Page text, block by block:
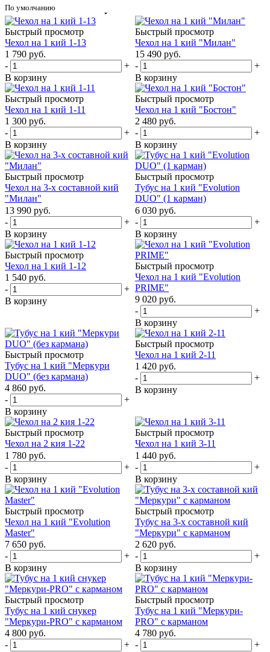
По умолчанию
Быстрый просмотр
Чехол на 1 кий 1-13
1 790 руб.
-
+
В корзину
Быстрый просмотр
Чехол на 1 кий "Милан"
15 490 руб.
-
+
В корзину
Быстрый просмотр
Чехол на 1 кий 1-11
1 300 руб.
-
+
В корзину
Быстрый просмотр
Чехол на 1 кий "Бостон"
2 480 руб.
-
+
В корзину
Быстрый просмотр
Чехол на 3-х составной кий
"Милан"
13 990 руб.
-
+
В корзину
Быстрый просмотр
Тубус на 1 кий "Evolution
DUO" (1 карман)
6 030 руб.
-
+
В корзину
Быстрый просмотр
Чехол на 1 кий 1-12
1 540 руб.
-
+
В корзину
Быстрый просмотр
Чехол на 1 кий "Evolution
PRIME"
9 020 руб.
-
+
В корзину
Быстрый просмотр
Тубус на 1 кий "Меркури
DUO" (без кармана)
4 860 руб.
-
+
В корзину
Быстрый просмотр
Чехол на 1 кий 2-11
1 420 руб.
-
+
В корзину
Быстрый просмотр
Чехол на 2 кия 1-22
1 780 руб.
-
+
В корзину
Быстрый просмотр
Чехол на 1 кий 3-11
1 440 руб.
-
+
В корзину
Быстрый просмотр
Чехол на 1 кий "Evolution
Master"
7 650 руб.
-
+
В корзину
Быстрый просмотр
Тубус на 3-х составной кий
"Меркури" с карманом
2 620 руб.
-
+
В корзину
Быстрый просмотр
Тубус на 1 кий снукер
"Меркури-PRO" с карманом
4 800 руб.
-
+
Быстрый просмотр
Тубус на 1 кий "Меркури-
PRO" с карманом
4 780 руб.
-
+